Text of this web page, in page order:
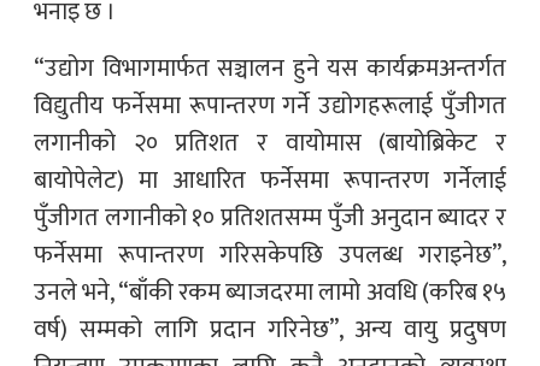
भनाइ छ ।
“उद्योग विभागमार्फत सञ्चालन हुने यस कार्यक्रमअन्तर्गत
विद्युतीय फर्नेसमा रूपान्तरण गर्ने उद्योगहरूलाई पुँजीगत
लगानीको २० प्रतिशत र वायोमास (बायोब्रिकेट र
बायोपेलेट) मा आधारित फर्नेसमा रूपान्तरण गर्नेलाई
पुँजीगत लगानीको १० प्रतिशतसम्म पुँजी अनुदान ब्यादर र
फर्नेसमा रूपान्तरण गरिसकेपछि उपलब्ध गराइनेछ”,
उनले भने, “बाँकी रकम ब्याजदरमा लामो अवधि (करिब १५
वर्ष) सम्मको लागि प्रदान गरिनेछ”, अन्य वायु प्रदुषण